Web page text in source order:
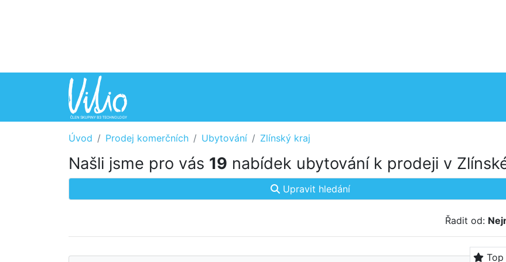
Úvod Prodej komerčních Ubytování Zlínský kraj
Našli jsme pro vás 19 nabídek ubytování k prodeji v
Upravit hledání
Řadit od: